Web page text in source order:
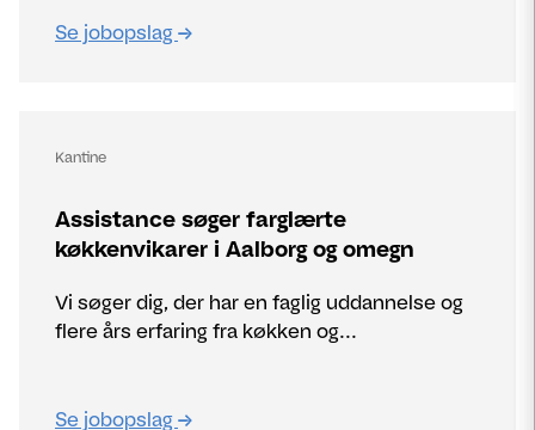
Se jobopslag
Kantine
Assistance søger farglærte
køkkenvikarer i Aalborg og omegn
Vi søger dig, der har en faglig uddannelse og
flere års erfaring fra køkken og...
Se jobopslag